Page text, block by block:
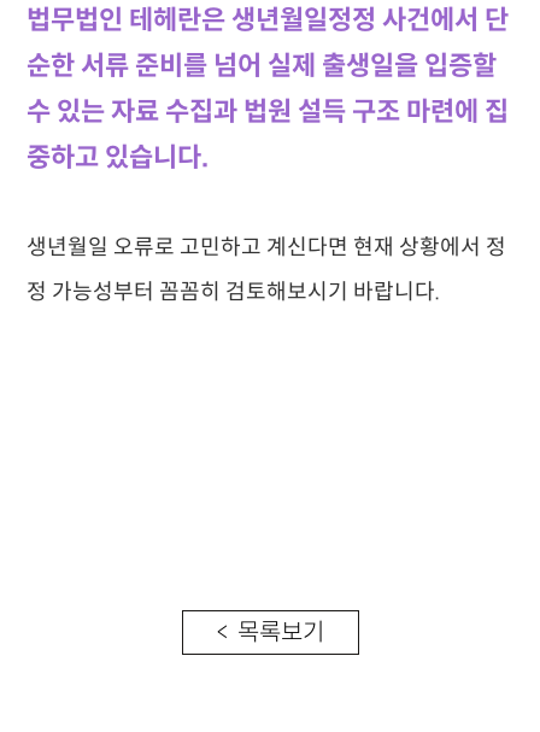
법무법인 테헤란은 생년월일정정 사건에서 단
순한 서류 준비를 넘어 실제 출생일을 입증할
수 있는 자료 수집과 법원 설득 구조 마련에 집
중하고 있습니다.
생년월일 오류로 고민하고 계신다면 현재 상황에서 정
정 가능성부터 꼼꼼히 검토해보시기 바랍니다.
< 목록보기